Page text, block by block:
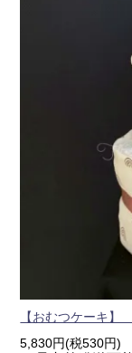
【おむつケーキ
5,830円(税530円)